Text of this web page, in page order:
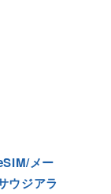
メー
ウジアラ